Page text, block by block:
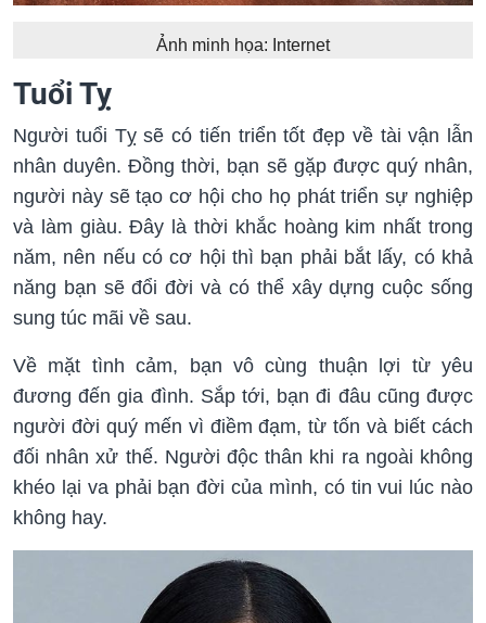
Ảnh minh họa: Internet
Tuổi Tỵ
Người tuổi Tỵ sẽ có tiến triển tốt đẹp về tài vận lẫn
nhân duyên. Đồng thời, bạn sẽ gặp được quý nhân,
người này sẽ tạo cơ hội cho họ phát triển sự nghiệp
và làm giàu. Đây là thời khắc hoàng kim nhất trong
năm, nên nếu có cơ hội thì bạn phải bắt lấy, có khả
năng bạn sẽ đổi đời và có thể xây dựng cuộc sống
sung túc mãi về sau.
Về mặt tình cảm, bạn vô cùng thuận lợi từ yêu
đương đến gia đình. Sắp tới, bạn đi đâu cũng được
người đời quý mến vì điềm đạm, từ tốn và biết cách
đối nhân xử thế. Người độc thân khi ra ngoài không
khéo lại va phải bạn đời của mình, có tin vui lúc nào
không hay.